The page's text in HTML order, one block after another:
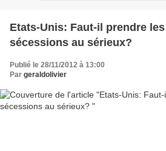
Etats-Unis: Faut-il prendre
sécessions au sérieux?
Publié le 28/11/2012 à 13:00
Par geraldolivier